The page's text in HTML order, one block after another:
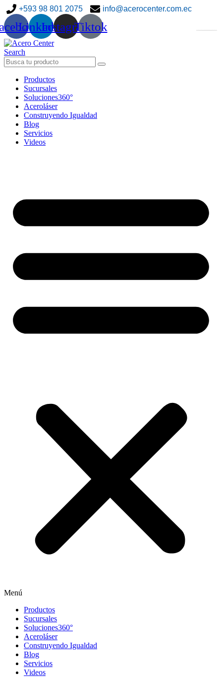
+593 98 801 2075 info@acerocenter.com.ec
LinkedinInstagramTiktok
Search
Productos
Sucursales
Soluciones360°
Aceroláser
Construyendo Igualdad
Blog
Servicios
Videos
Menú
Productos
Sucursales
Soluciones360°
Aceroláser
Construyendo Igualdad
Blog
Servicios
Videos